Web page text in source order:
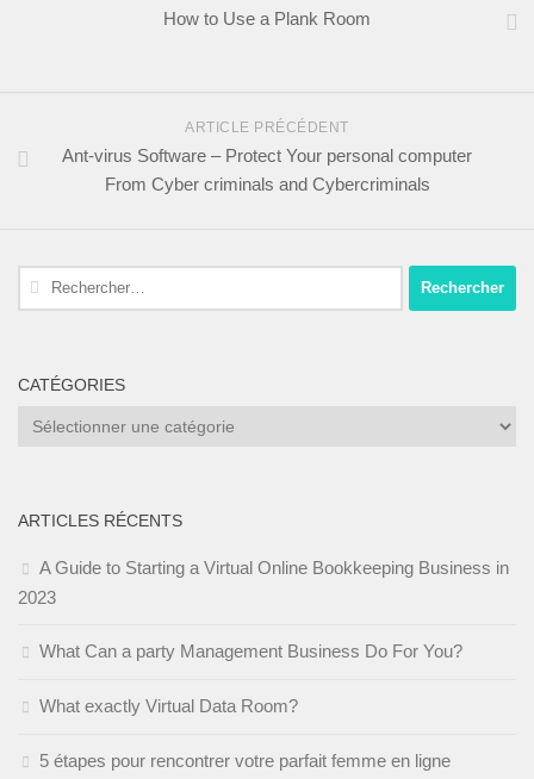
How to Use a Plank Room
ARTICLE PRÉCÉDENT
Ant-virus Software – Protect Your personal computer
From Cyber criminals and Cybercriminals
Rechercher :
CATÉGORIES
Catégories
ARTICLES RÉCENTS
A Guide to Starting a Virtual Online Bookkeeping Business in
2023
What Can a party Management Business Do For You?
What exactly Virtual Data Room?
5 étapes pour rencontrer votre parfait femme en ligne